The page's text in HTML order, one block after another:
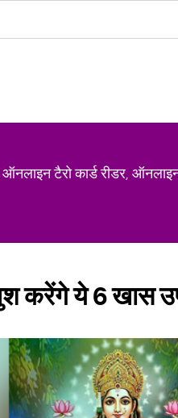
टैरो कार्ड रीडर,
करेंगे ये 6 खास